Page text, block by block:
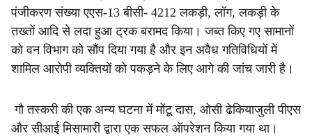
पंजीकरण संख्या एएस-13 बीसी- 4212 लकड़ी, लॉग, लकड़ी के
तख्तों आदि से लदा हुआ ट्रक बरामद किया। जब्त किए गए सामानों
को वन विभाग को सौंप दिया गया है और इन अवैध गतिविधियों में
शामिल आरोपी व्यक्तियों को पकड़ने के लिए आगे की जांच जारी है।
गौ तस्करी की एक अन्य घटना में मोंटू दास, ओसी ढेकियाजुली पीएस
और सीआई मिसामारी द्वारा एक सफल ऑपरेशन किया गया था।